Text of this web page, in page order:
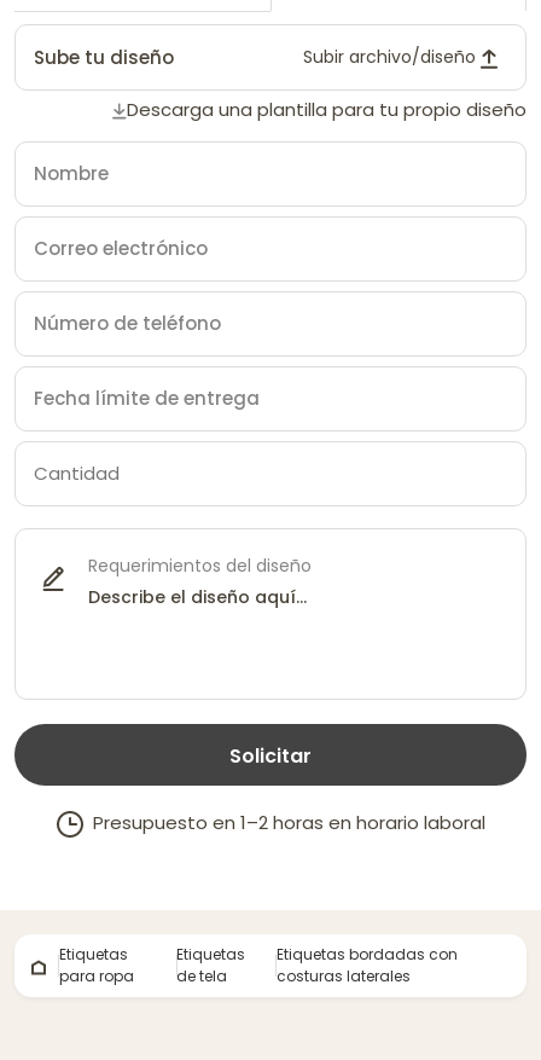
Sube tu diseño Subir archivo/diseño
Descarga una plantilla para tu propio diseño
Requerimientos del diseño
Solicitar
Presupuesto en 1–2 horas en horario laboral
Etiquetas
para ropa
Etiquetas
de tela
Etiquetas bordadas con
costuras laterales